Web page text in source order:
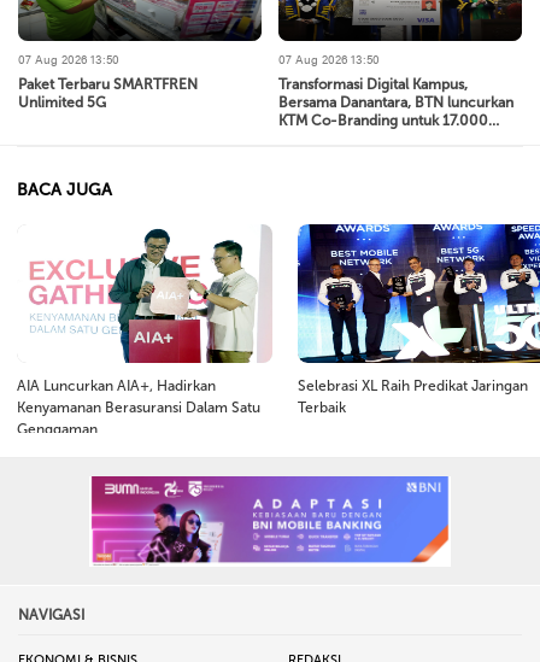
07 Aug 2026 13:50
Paket Terbaru SMARTFREN
Unlimited 5G
07 Aug 2026 13:50
Transformasi Digital Kampus,
Bersama Danantara, BTN luncurkan
KTM Co-Branding untuk 17.000
BACA JUGA
AIA Luncurkan AIA+, Hadirkan
Kenyamanan Berasuransi Dalam Satu
Genggaman
Selebrasi XL Raih Predikat Jaringan
Terbaik
NAVIGASI